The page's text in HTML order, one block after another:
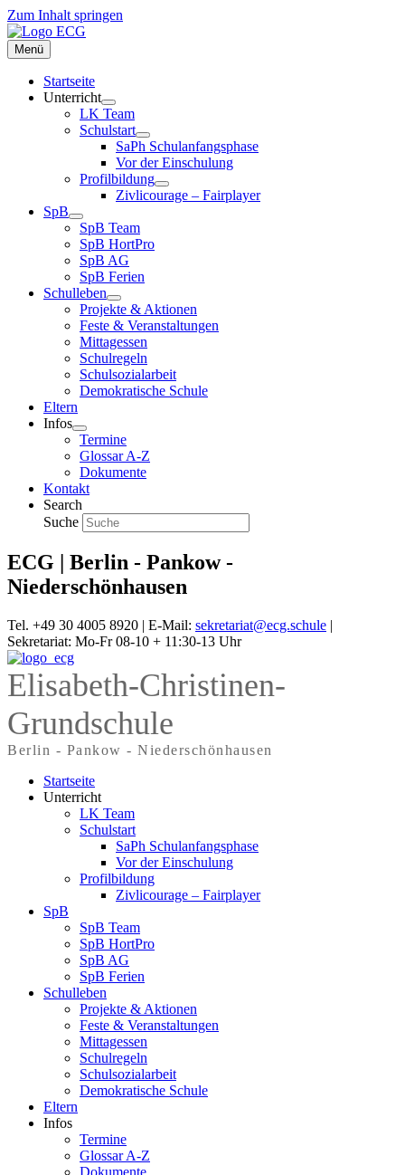
Zum Inhalt springen
Menü
Startseite
Unterricht
LK Team
Schulstart
SaPh Schulanfangsphase
Vor der Einschulung
Profilbildung
Zivlicourage – Fairplayer
SpB
SpB Team
SpB HortPro
SpB AG
SpB Ferien
Schulleben
Projekte & Aktionen
Feste & Veranstaltungen
Mittagessen
Schulregeln
Schulsozialarbeit
Demokratische Schule
Eltern
Infos
Termine
Glossar A-Z
Dokumente
Kontakt
Search
Suche
ECG | Berlin - Pankow -
Niederschönhausen
Tel. +49 30 4005 8920 | E-Mail: sekretariat@ecg.schule |
Sekretariat: Mo-Fr 08-10 + 11:30-13 Uhr
Elisabeth-Christinen-
Grundschule
Berlin - Pankow - Niederschönhausen
Startseite
Unterricht
LK Team
Schulstart
SaPh Schulanfangsphase
Vor der Einschulung
Profilbildung
Zivlicourage – Fairplayer
SpB
SpB Team
SpB HortPro
SpB AG
SpB Ferien
Schulleben
Projekte & Aktionen
Feste & Veranstaltungen
Mittagessen
Schulregeln
Schulsozialarbeit
Demokratische Schule
Eltern
Infos
Termine
Glossar A-Z
Dokumente